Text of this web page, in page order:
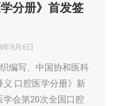
学分册》首发签
年9月6日
编写、中国协和医科
·口腔医学分册》新
会第20次全国口腔